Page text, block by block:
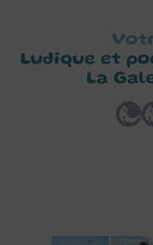
Ludique et
La